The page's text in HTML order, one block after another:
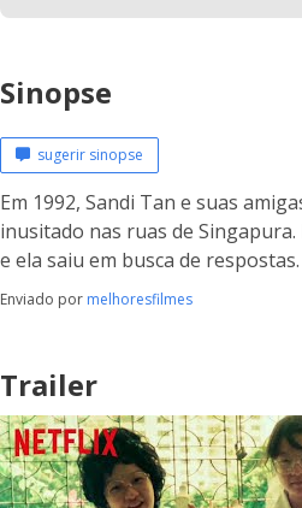
Sinopse
sugerir sinopse
Em 1992, Sandi Tan e suas
inusitado nas ruas de
e ela saiu em busca de respostas.
Enviado por melhoresfilmes
Trailer